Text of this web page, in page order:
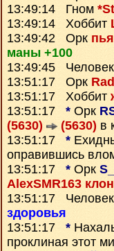
13:49:14 Гном
13:49:14 Хоббит
13:49:42 Орк
маны +100
13:49:45 Человек
13:51:17 Орк
13:51:17 Хоббит
13:51:17 * Орк
(5630)
(5630) в
13:51:17 *
оправившись
13:51:17 * Орк
AlexSMR163
13:51:17 Человек
здоровья
13:51:17 *
проклиная этот